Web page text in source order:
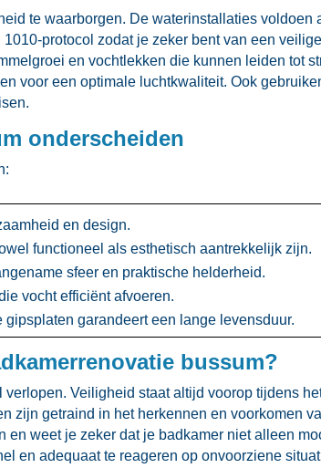
te waarborgen.​ De waterinstallaties voldoen
protocol zodat je zeker bent van een veilige
en vochtlekken die kunnen leiden tot
voor een optimale luchtkwaliteit.​ Ook
onderscheiden
en design.​
functioneel als esthetisch aantrekkelijk zijn.​
sfeer en praktische helderheid.​
vocht efficiënt afvoeren.​
garandeert een lange levensduur.​
bussum?
Veiligheid staat altijd voorop tijdens
zijn getraind in het herkennen en voorkomen
weet je zeker dat je badkamer niet alleen
en adequaat te reageren op onvoorziene